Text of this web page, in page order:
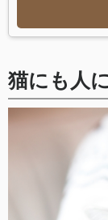
猫にも人